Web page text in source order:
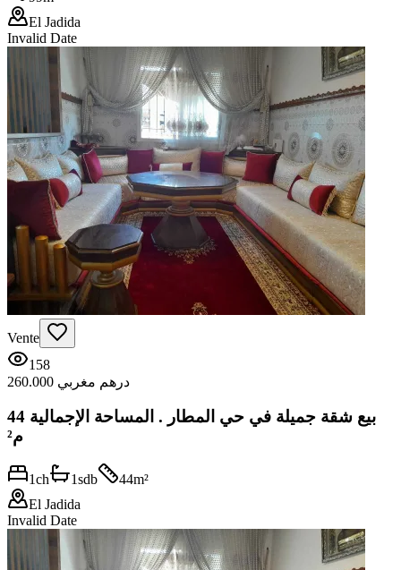
El Jadida
Invalid Date
Vente
158
260.000 درهم مغربي
بيع شقة جميلة في حي المطار . المساحة الإجمالية 44
م²
1ch 1sdb 44m²
El Jadida
Invalid Date